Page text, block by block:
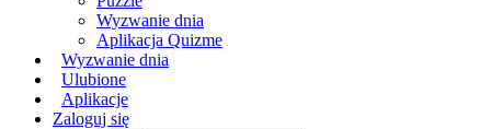
Wyzwanie dnia
Aplikacja Quizme
Wyzwanie dnia
Ulubione
Aplikacje
Zaloguj się